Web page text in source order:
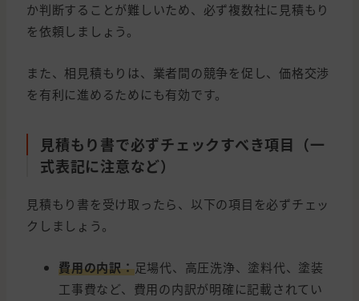
か判断することが難しいため、必ず複数社に見積もり
を依頼しましょう。
また、相見積もりは、業者間の競争を促し、価格交渉
を有利に進めるためにも有効です。
見積もり書で必ずチェックすべき項目（一
式表記に注意など）
見積もり書を受け取ったら、以下の項目を必ずチェッ
クしましょう。
費用の内訳：足場代、高圧洗浄、塗料代、塗装
工事費など、費用の内訳が明確に記載されてい